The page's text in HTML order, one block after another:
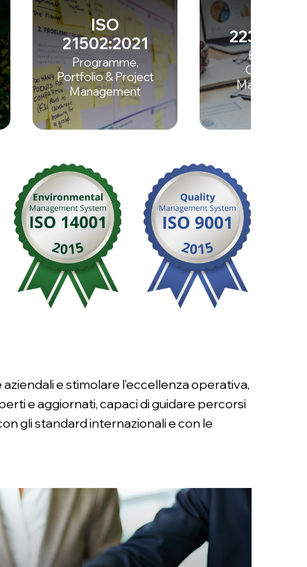
ISO
21502:2021
Programme,
Portfolio & Project
Management
Business
Continuity
e stimolare l'eccellenza operativa,
e aggiornati, capaci di guidare percorsi
gli standard internazionali e con le